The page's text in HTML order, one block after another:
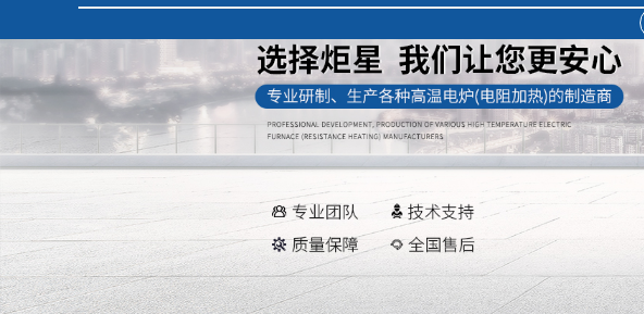
真空/气氛炉
工业电炉
电热烘干箱
中频炉
耐火隔热材料
燃料电池专用炉
热加工技术（空气）
工业陶瓷、玻璃
先进材料、增材制造、铸造
实验室、电池材料
产品中心目录宣传视频
产品使用及操作讲解视频
行业展会活动
公司新闻
新品上市